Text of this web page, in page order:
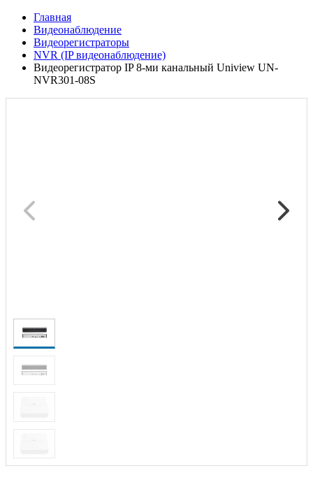
Главная
Видеонаблюдение
Видеорегистраторы
NVR (IP видеонаблюдение)
Видеорегистратор IP 8-ми канальный Uniview UN-
NVR301-08S